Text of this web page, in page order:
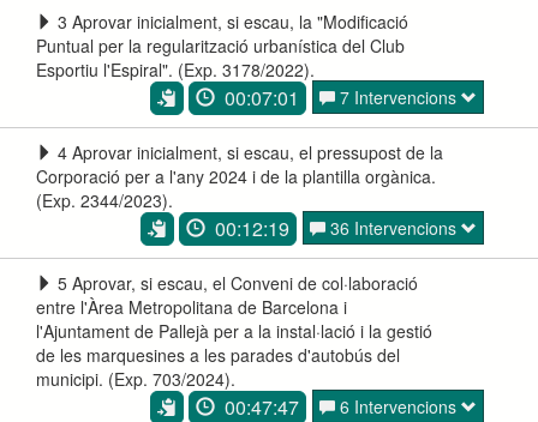
3 Aprovar inicialment, si escau, la "Modificació
Puntual per la regularització urbanística del Club
Esportiu l'Espiral". (Exp. 3178/2022).
00:07:01 7 Intervencions
4 Aprovar inicialment, si escau, el pressupost de la
Corporació per a l'any 2024 i de la plantilla orgànica.
(Exp. 2344/2023).
00:12:19 36 Intervencions
5 Aprovar, si escau, el Conveni de col·laboració
entre l'Àrea Metropolitana de Barcelona i
l'Ajuntament de Pallejà per a la instal·lació i la gestió
de les marquesines a les parades d'autobús del
municipi. (Exp. 703/2024).
00:47:47 6 Intervencions